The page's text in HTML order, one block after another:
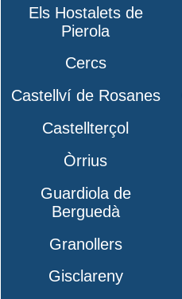
Els Hostalets de
Pierola
Cercs
Castellví de Rosanes
Castellterçol
Òrrius
Guardiola de
Berguedà
Granollers
Gisclareny